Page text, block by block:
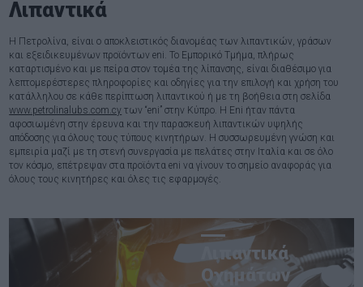
Λιπαντικά
Η Πετρολίνα, είναι ο αποκλειστικός διανομέας των λιπαντικών, γράσων
και εξειδικευμένων προϊόντων eni. Το Εμπορικό Τμήμα, πλήρως
καταρτισμένο και με πείρα στον τομέα της λίπανσης, είναι διαθέσιμο για
λεπτομερέστερες πληροφορίες και οδηγίες για την επιλογή και χρήση του
κατάλληλου σε κάθε περίπτωση λιπαντικού ή με τη βοήθεια στη σελίδα
www.petrolinalubs.com.cy των “eni” στην Κύπρο. Η Eni ήταν πάντα
αφοσιωμένη στην έρευνα και την παρασκευή λιπαντικών υψηλής
απόδοσης για όλους τους τύπους κινητήρων. Η συσσωρευμένη γνώση και
εμπειρία μαζί με τη στενή συνεργασία με πελάτες στην Ιταλία και σε όλο
τον κόσμο, επέτρεψαν στα προϊόντα eni να γίνουν το σημείο αναφοράς για
όλους τους κινητήρες και όλες τις εφαρμογές.
Λιπαντικά
Οχημάτων